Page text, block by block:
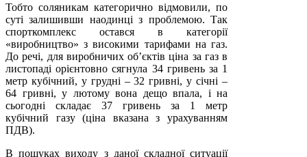
Тобто соляникам категорично відмовили, по
суті залишивши наодинці з проблемою. Так
спорткомплекс остався в категорії
«виробництво» з високими тарифами на газ.
До речі, для виробничих об’єктів ціна за газ в
листопаді орієнтовно сягнула 34 гривень за 1
метр кубічний, у грудні – 32 гривні, у січні –
64 гривні, у лютому вона дещо впала, і на
сьогодні складає 37 гривень за 1 метр
кубічний газу (ціна вказана з урахуванням
ПДВ).
В пошуках виходу з даної складної ситуації